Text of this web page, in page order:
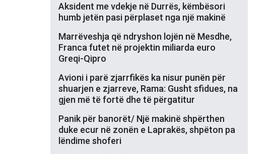
Aksident me vdekje në Durrës, këmbësori
humb jetën pasi përplaset nga një makinë
Marrëveshja që ndryshon lojën në Mesdhe,
Franca futet në projektin miliarda euro
Greqi-Qipro
Avioni i parë zjarrfikës ka nisur punën për
shuarjen e zjarreve, Rama: Gusht sfidues, na
gjen më të fortë dhe të përgatitur
Panik për banorët/ Një makinë shpërthen
duke ecur në zonën e Laprakës, shpëton pa
lëndime shoferi